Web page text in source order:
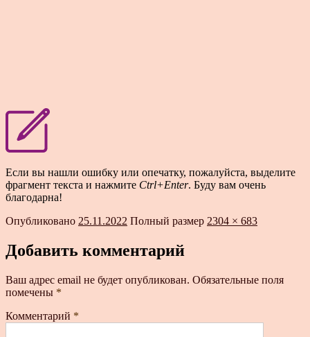
Если вы нашли ошибку или опечатку, пожалуйста, выделите
фрагмент текста и нажмите Ctrl+Enter. Буду вам очень
благодарна!
Опубликовано 25.11.2022 Полный размер 2304 × 683
Добавить комментарий
Ваш адрес email не будет опубликован. Обязательные поля
помечены *
Комментарий *